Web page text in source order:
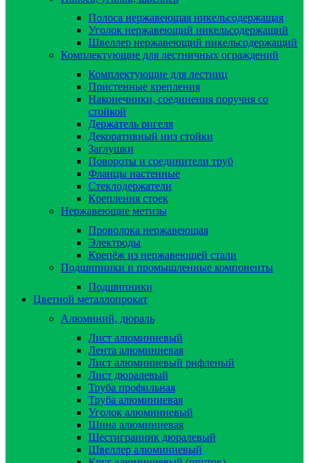
Полоса нержавеющая никельсодержащая
Уголок нержавеющий никельсодержащий
Швеллер нержавеющий никельсодержащий
Комплектующие для лестничных ограждений
Комплектующие для лестниц
Пристенные крепления
Наконечники, соединения поручня со
стойкой
Держатель ригеля
Декоративный низ стойки
Заглушки
Повороты и соединители труб
Фланцы настенные
Стеклодержатели
Крепления стоек
Нержавеющие метизы
Проволока нержавеющая
Электроды
Крепёж из нержавеющей стали
Подшипники и промышленные компоненты
Подшипники
Цветной металлопрокат
Алюминий, дюраль
Лист алюминиевый
Лента алюминиевая
Лист алюминиевый рифленый
Лист дюралевый
Труба профильная
Труба алюминиевая
Уголок алюминиевый
Шина алюминиевая
Шестигранник дюралевый
Швеллер алюминиевый